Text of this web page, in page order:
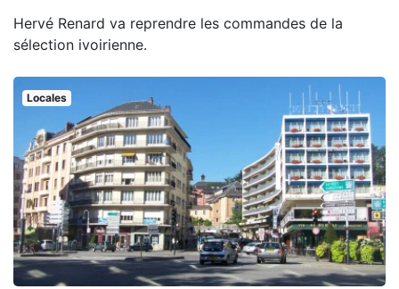
Hervé Renard va reprendre les commandes de la
sélection ivoirienne.
Locales